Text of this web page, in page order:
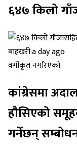
६४७ किलो
बाह्रखरी·a day ago
वर्गीकृत नगरिएको
कांग्रेसमा
हौसिएको
गर्नेछन्